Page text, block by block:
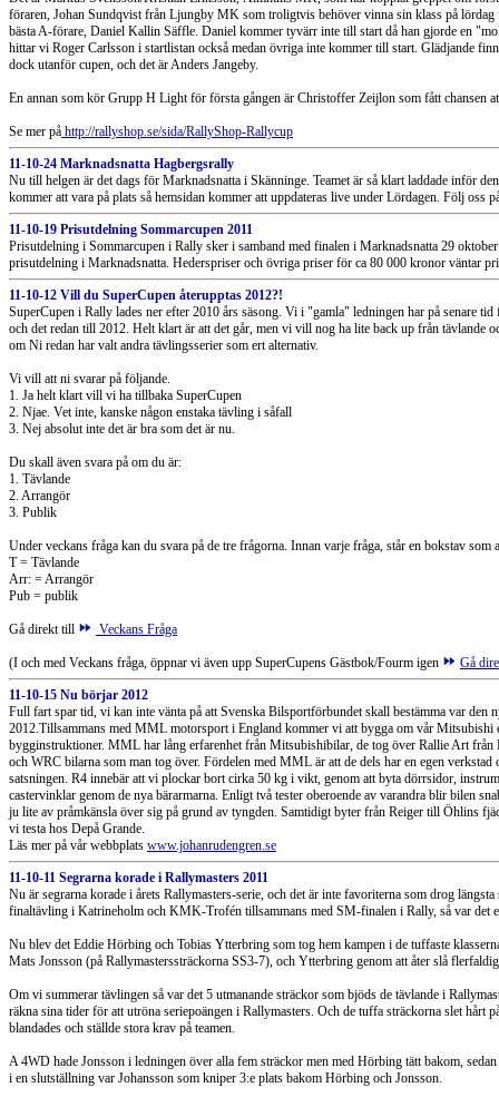
föraren, Johan Sundqvist från Ljungby MK som troligtvis behöver vinna sin klass på
bästa A-förare, Daniel Kallin Säffle. Daniel kommer tyvärr inte till start då han gjorde en
hittar vi Roger Carlsson i startlistan också medan övriga inte kommer till start. Glädjande
dock utanför cupen, och det är Anders Jangeby.
En annan som kör Grupp H Light för första gången är Christoffer Zeijlon som fått chansen
Se mer på http://rallyshop.se/sida/RallyShop-Rallycup
11-10-24 Marknadsnatta Hagbergsrally
Nu till helgen är det dags för Marknadsnatta i Skänninge. Teamet är så klart laddade inför
kommer att vara på plats så hemsidan kommer att uppdateras live under Lördagen. Följ oss
11-10-19 Prisutdelning Sommarcupen 2011
Prisutdelning i Sommarcupen i Rally sker i samband med finalen i Marknadsnatta 29
prisutdelning i Marknadsnatta. Hederspriser och övriga priser för ca 80 000 kronor väntar
11-10-12 Vill du SuperCupen återupptas 2012?!
SuperCupen i Rally lades ner efter 2010 års säsong. Vi i "gamla" ledningen har på senare
och det redan till 2012. Helt klart är att det går, men vi vill nog ha lite back up från tävlande
om Ni redan har valt andra tävlingsserier som ert alternativ.
Vi vill att ni svarar på följande.
1. Ja helt klart vill vi ha tillbaka SuperCupen
2. Njae. Vet inte, kanske någon enstaka tävling i såfall
3. Nej absolut inte det är bra som det är nu.
Du skall även svara på om du är:
1. Tävlande
2. Arrangör
3. Publik
Under veckans fråga kan du svara på de tre frågorna. Innan varje fråga, står en bokstav som
T = Tävlande
Arr: = Arrangör
Pub = publik
Gå direkt till Veckans Fråga
(I och med Veckans fråga, öppnar vi även upp SuperCupens Gästbok/Fourm igen Gå
11-10-15 Nu börjar 2012
Full fart spar tid, vi kan inte vänta på att Svenska Bilsportförbundet skall bestämma var den
2012.Tillsammans med MML motorsport i England kommer vi att bygga om vår
bygginstruktioner. MML har lång erfarenhet från Mitsubishibilar, de tog över Rallie Art
och WRC bilarna som man tog över. Fördelen med MML är att de dels har en egen
satsningen. R4 innebär att vi plockar bort cirka 50 kg i vikt, genom att byta dörrsidor,
castervinklar genom de nya bärarmarna. Enligt två tester oberoende av varandra blir bilen
ju lite av pråmkänsla över sig på grund av tyngden. Samtidigt byter från Reiger till Öhlins
vi testa hos Depå Grande.
Läs mer på vår webbplats www.johanrudengren.se
11-10-11 Segrarna korade i Rallymasters 2011
Nu är segrarna korade i årets Rallymasters-serie, och det är inte favoriterna som drog
finaltävling i Katrineholm och KMK-Trofén tillsammans med SM-finalen i Rally, så var det
Nu blev det Eddie Hörbing och Tobias Ytterbring som tog hem kampen i de tuffaste
Mats Jonsson (på Rallymasterssträckorna SS3-7), och Ytterbring genom att åter slå
Om vi summerar tävlingen så var det 5 utmanande sträckor som bjöds de tävlande i
räkna sina tider för att utröna seriepoängen i Rallymasters. Och de tuffa sträckorna slet hårt
blandades och ställde stora krav på teamen.
A 4WD hade Jonsson i ledningen över alla fem sträckor men med Hörbing tätt bakom,
i en slutställning var Johansson som kniper 3:e plats bakom Hörbing och Jonsson.